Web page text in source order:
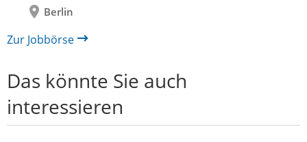
Berlin
Zur Jobbörse
Das könnte Sie auch
interessieren